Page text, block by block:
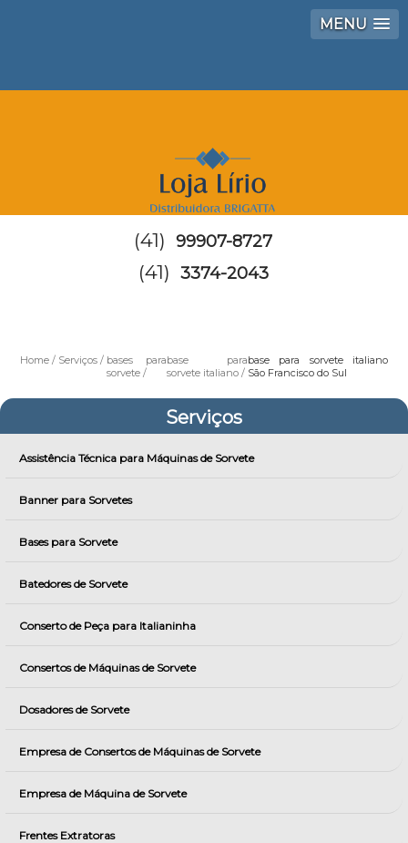
MENU
(41) 99907-8727
(41) 3374-2043
Home Serviços
bases para
sorvete
base para
sorvete italiano
base para sorvete italiano
São Francisco do Sul
Serviços
Assistência Técnica para Máquinas de Sorvete
Banner para Sorvetes
Bases para Sorvete
Batedores de Sorvete
Conserto de Peça para Italianinha
Consertos de Máquinas de Sorvete
Dosadores de Sorvete
Empresa de Consertos de Máquinas de Sorvete
Empresa de Máquina de Sorvete
Frentes Extratoras